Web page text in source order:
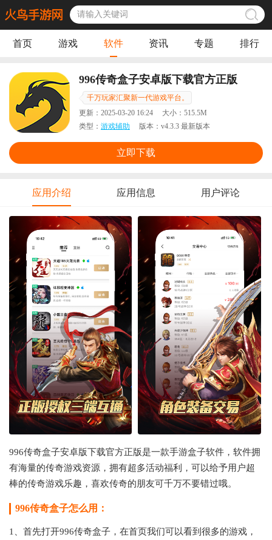
首页 游戏 软件 资讯 专题 排行
996传奇盒子安卓版下载官方正版
千万玩家汇聚新一代游戏平台。
更新： 2025-03-20 16:24 大小： 515.5M
类型： 游戏辅助 版本： v4.3.3 最新版本
立即下载
应用介绍 应用信息 用户评论
996传奇盒子安卓版下载官方正版是一款手游盒子软件，软件拥
有海量的传奇游戏资源，拥有超多活动福利，可以给予用户超
棒的传奇游戏乐趣，喜欢传奇的朋友可千万不要错过哦。
996传奇盒子怎么用：
1、首先打开996传奇盒子，在首页我们可以看到很多的游戏，